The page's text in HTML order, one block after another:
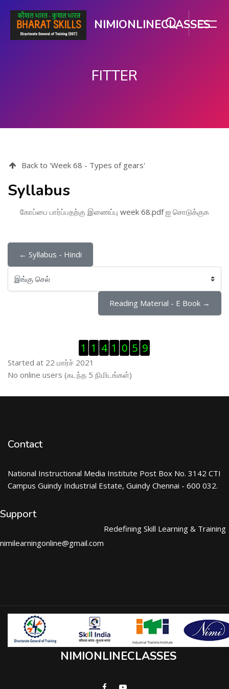
NIMIONLINECLASSES
FITTER
Back to 'Week 68 - Types of gears'
Syllabus
கோப்பை பார்ப்பதற்கு இணைப்பு week 68.pdfஐ சொடுக்குக
← Syllabus - Hindi
இங்கு செல்
Reading Material - E Book →
Visitor Counter ஐத் தவிர்
1 1 4 1 0 5 9
Started at 22 மார்ச் 2021
இணைப்புநிலைப் பயனாளர் ஐத் தவிர்
No online users (கடந்த 5 நிமிடங்கள்)
Contact
National Instructional Media Institute Post Box No. 3142 CTI
Campus Guindy Industrial Estate, Guindy Chennai - 600 032.
Support
nimilearningonline@gmail.com
Redefining Skill Learning & Training
NIMIONLINECLASSES